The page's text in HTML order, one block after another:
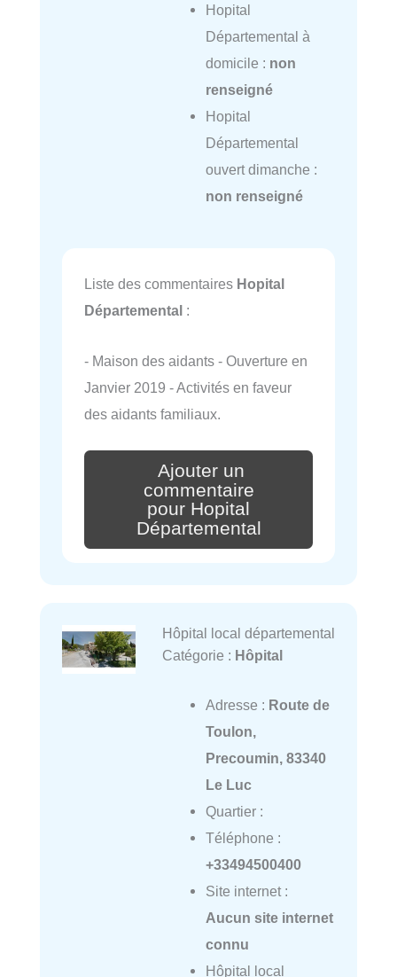
Hopital
Départemental à
domicile : non
renseigné
Hopital
Départemental
ouvert dimanche :
non renseigné
Liste des commentaires Hopital
Départemental :
- Maison des aidants - Ouverture en
Janvier 2019 - Activités en faveur
des aidants familiaux.
Ajouter un
commentaire
pour Hopital
Départemental
Hôpital local départemental
Catégorie : Hôpital
Adresse : Route de
Toulon,
Precoumin, 83340
Le Luc
Quartier :
Téléphone :
+33494500400
Site internet :
Aucun site internet
connu
Hôpital local